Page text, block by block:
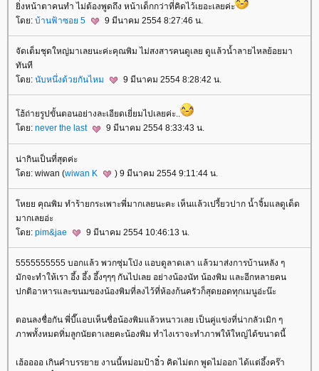
ิ่งหน้าตาคนทำ ไม่ต้องพูดถึง หน้าเด็กกว่าที่คิดไว้เยอะเลยค่ะ
ดย: บ้านฟ้าซอย 5 9 มีนาคม 2554 8:27:46 น.
จัดเต็มชุดใหญ่มาเลยนะค่ะคุณพิม ไม่สงสารคนดูเลย ดูแล้วน้ำลายไหลย้อยมา
ทันที
ดย: นับหนึ่งด้วยกันไหม 9 มีนาคม 2554 8:28:42 น.
ฮ้ถ่ายรูปขั้นตอนอย่างละเอียดเยี่ยมไปเลยค่ะ..
ดย: never the last 9 มีนาคม 2554 8:33:43 น.
น่ากินเป็นที่สุดค่ะ
ดย: wiwan (wiwan K ) 9 มีนาคม 2554 9:11:44 น.
หยย คุณพิม ทำร้ายกระเพาะพี่มากเลยนะคะ เห็นแล้วเปรี้ยวปาก น้ำจิ้มแลดูเด็ด
มากเลยอ่ะ
ดย: pim&jae 9 มีนาคม 2554 10:46:13 น.
5555555555 บอกแล้ว พวกซุ่มโป่ง แอบดูลาดเลา แล้วมาส่งการบ้านหลัง ๆ
มักจะทำให้เรา อึ้ง อึ้ง อึ้งๆๆๆ กันไปเลย อย่างน้องนัท น้องพิม และอีกหลายคน
ปกติอาหารและขนมของน้องพิมที่ลงไว้ที่ห้องก้นครัวก็สุดยอดทุกเมนูอ่ะน๊ะ
ตอนลงชื่อกัน พี่บี๊แอบเห็นชื่อน้องพิมแล้วหนาวเลย เป็นคู่แข่งที่น่ากลัวเมิก ๆ
ภาพทั้งหมดทิ่มลูกนัยตาเลยคะน้องพิม ทำไงเราจะทำภาพให้ใหญ่ได้ขนาดนี้
เฮ้ออออ เกินคำบรรยาย งานนี้หม่อมป้าอิ๋ว คิดไม่ตก พูดไม่ออก ได้แต่อึ้งคร๊า